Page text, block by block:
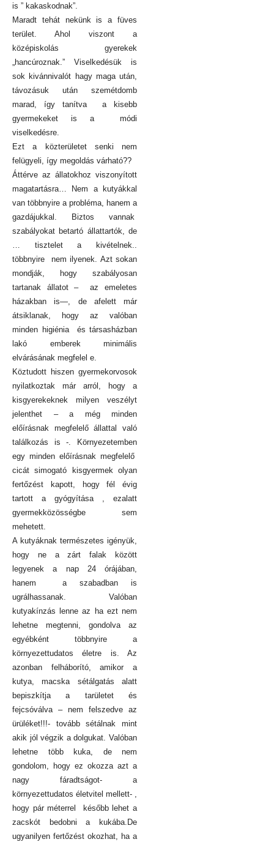
is ” kakaskodnak”.
Maradt tehát nekünk is a füves
terület. Ahol viszont a
középiskolás gyerekek
„hancúroznak.” Viselkedésük is
sok kivánnivalót hagy maga után,
távozásuk után szemétdomb
marad, így tanítva a kisebb
gyermekeket is a módi
viselkedésre.
Ezt a közterületet senki nem
felügyeli, így megoldás várható??
Áttérve az állatokhoz viszonyított
magatartásra… Nem a kutyákkal
van többnyire a probléma, hanem a
gazdájukkal. Biztos vannak
szabályokat betartó állattartók, de
… tisztelet a kivételnek..
többnyire nem ilyenek. Azt sokan
mondják, hogy szabályosan
tartanak állatot – az emeletes
házakban is—, de afelett már
átsiklanak, hogy az valóban
minden higiénia és társasházban
lakó emberek minimális
elvárásának megfelel e.
Köztudott hiszen gyermekorvosok
nyilatkoztak már arról, hogy a
kisgyerekeknek milyen veszélyt
jelenthet – a még minden
előírásnak megfelelő állattal való
találkozás is -. Környezetemben
egy minden előírásnak megfelelő
cicát simogató kisgyermek olyan
fertőzést kapott, hogy fél évig
tartott a gyógyítása , ezalatt
gyermekközösségbe sem
mehetett.
A kutyáknak természetes igényük,
hogy ne a zárt falak között
legyenek a nap 24 órájában,
hanem a szabadban is
ugrálhassanak. Valóban
kutyakínzás lenne az ha ezt nem
lehetne megtenni, gondolva az
egyébként többnyire a
környezettudatos életre is. Az
azonban felháborító, amikor a
kutya, macska sétálgatás alatt
bepiszkítja a tarületet és
fejcsóválva – nem felszedve az
ürüléket!!!- tovább sétálnak mint
akik jól végzik a dolgukat. Valóban
lehetne több kuka, de nem
gondolom, hogy ez okozza azt a
nagy fáradtságot- a
környezettudatos életvitel mellett- ,
hogy pár méterrel később lehet a
zacskót bedobni a kukába.De
ugyanilyen fertőzést okozhat, ha a